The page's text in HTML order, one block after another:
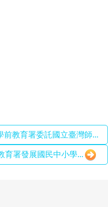
教育署委託國立臺灣師...
育署發展國民中小學...